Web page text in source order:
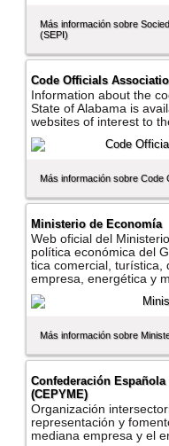
Más información sobre
(SEPI)
Code Officials
Information about the
State of Alabama is
websites of interest to
Más información sobre Code
Ministerio de Economí­a
Web oficial del
polí­tica económica del
tica comercial, turí­stica,
empresa, energética y
Más información sobre
Confederación
(CEPYME)
Organización
representación y
mediana empresa y el